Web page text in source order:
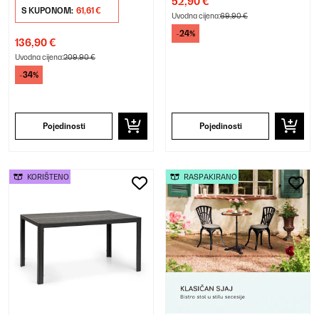
S KUPONOM: 61,61 €
136,90 €
Uvodna cijena:209,90 €
-34%
Pojedinosti
Uvodna cijena:69,90 €
-24%
Pojedinosti
KORIŠTENO RASPAKIRANO